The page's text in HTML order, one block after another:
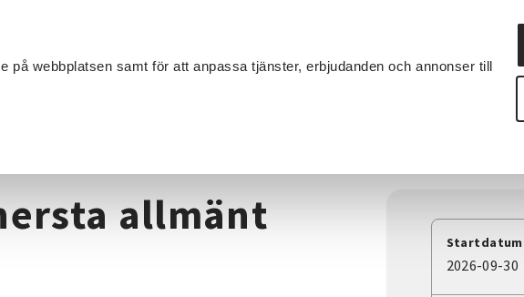
webbplatsen samt för att anpassa tjänster, erbjudanden och annonser till
allmänt
2026-09-30